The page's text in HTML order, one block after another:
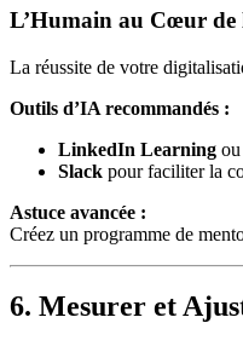
L’Humain au Cœur
La réussite de votre
Outils d’IA recommandés :
LinkedIn Learning ou
Slack pour faciliter la
Astuce avancée :
Créez un programme de
6. Mesurer et